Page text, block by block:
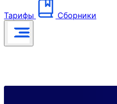
Тарифы Сборники